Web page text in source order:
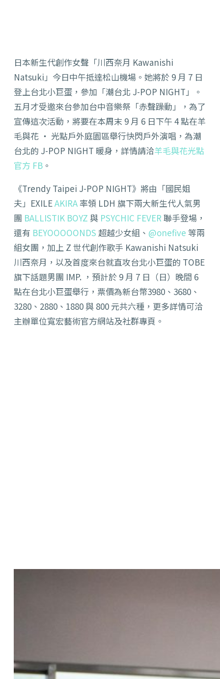
日本新生代創作女聲「川西奈月 Kawanishi
Natsuki」今日中午抵達松山機場。她將於 9 月 7 日
登上台北小巨蛋，參加「潮台北 J-POP NIGHT」。
五月才受邀來台參加台中音樂祭「赤聲躁動」，為了
宣傳這次活動，將要在本周末 9 月 6 日下午 4 點在羊
毛與花 ‧ 光點戶外庭園區舉行快閃戶外演唱，為潮
台北的 J-POP NIGHT 暖身，詳情請洽羊毛與花光點
官方 FB 。
《Trendy Taipei J-POP NIGHT》將由「國民姐
夫」EXILEAKIRA率領 LDH 旗下兩大新生代人氣男
團 BALLISTIK BOYZ 與 PSYCHIC FEVER 聯手登場，
還有 BEYOOOOONDS 超越少女組、 @onefive 等兩
組女團， 加上 Z 世代創作歌手 Kawanishi Natsuki
川西奈月， 以及首度來台就直攻台北小巨蛋的 TOBE
旗下話題男團 IMP. ，預計於 9 月 7 日（日） 晚間 6
點在台北小巨蛋舉行，票價為新台幣3980、3680、
3280、2880、1880 與 800 元共六種，更多詳情可洽
主辦單位寬宏藝術官方網站及社群專頁。